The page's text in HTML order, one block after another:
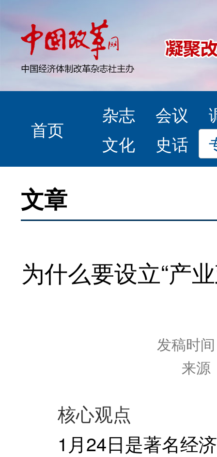
首页
杂志 会议
文化
史话
文章
为什么要设立“产
发稿时
来源
核心观点
1月24日是著名经济